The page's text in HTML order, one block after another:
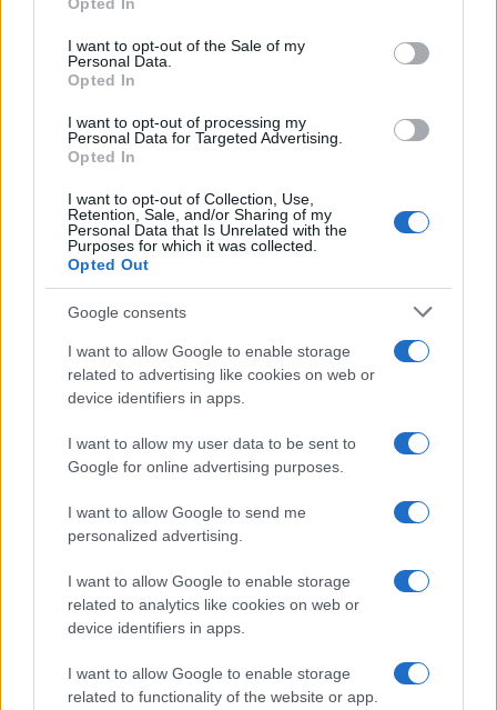
I want to opt-out of the Sale of my
Personal Data.
Opted In
I want to opt-out of processing my
Personal Data for Targeted Advertising.
Opted In
I want to opt-out of Collection, Use,
Retention, Sale, and/or Sharing of my
Personal Data that Is Unrelated with the
Purposes for which it was collected.
Opted Out
Google consents
I want to allow Google to enable storage
related to advertising like cookies on web or
device identifiers in apps.
I want to allow my user data to be sent to
Google for online advertising purposes.
I want to allow Google to send me
personalized advertising.
I want to allow Google to enable storage
related to analytics like cookies on web or
device identifiers in apps.
I want to allow Google to enable storage
related to functionality of the website or app.
No, Guccini più che
comunista è stato un
anarchico libertario
Il ricordo del cantautore italiano morto a 86 anni
Andrea Bernaudo
6 Agosto 2026, 19:00
3.4k